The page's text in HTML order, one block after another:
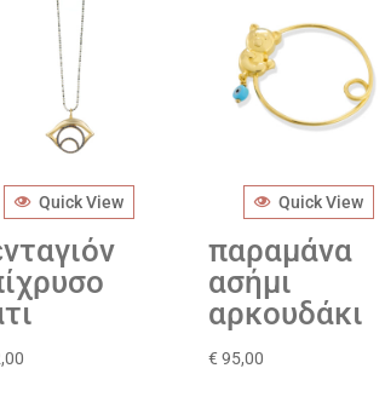
Quick View Quick View
παραμάνα
ασήμι
αρκουδάκι
€ 95,00